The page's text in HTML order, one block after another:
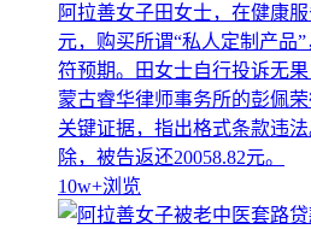
阿拉善女子田女士，在健康
元，购买所谓“私人定制产品
符预期。田女士自行投诉无
蒙古睿华律师事务所的彭佩
关键证据，指出格式条款违
除，被告返还20058.82元。
10w+浏览